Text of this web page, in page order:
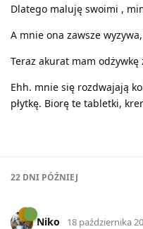
Dlatego maluję swoimi ,
A mnie ona zawsze
Teraz akurat mam odżywkę
Ehh. mnie się rozdwajają
płytkę. Biorę te tabletki,
22 DNI PÓŹNIEJ
Niko 18 października